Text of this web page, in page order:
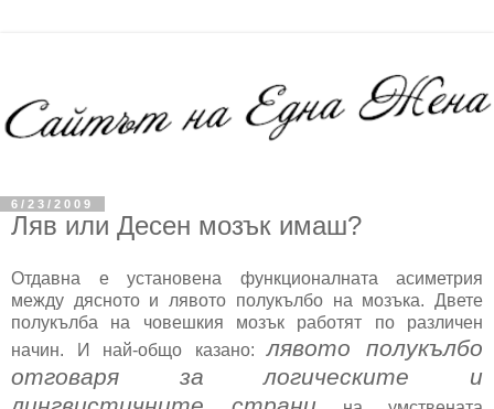
6/23/2009
Ляв или Десен мозък имаш?
Отдавна е установена функционалната асиметрия
между дясното и лявото полукълбо на мозъка. Двете
полукълба на човешкия мозък работят по различен
начин. И най-общо казано:лявото полукълбо
отговаря за логическите и